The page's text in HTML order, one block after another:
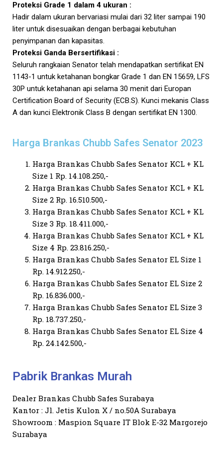
Proteksi Grade 1 dalam 4 ukuran :
Hadir dalam ukuran bervariasi mulai dari 32 liter sampai 190
liter untuk disesuaikan dengan berbagai kebutuhan
penyimpanan dan kapasitas.
Proteksi Ganda Bersertifikasi :
Seluruh rangkaian Senator telah mendapatkan sertifikat EN
1143-1 untuk ketahanan bongkar Grade 1 dan EN 15659, LFS
30P untuk ketahanan api selama 30 menit dari Europan
Certification Board of Security (ECB.S). Kunci mekanis Class
A dan kunci Elektronik Class B dengan sertifikat EN 1300.
Harga Brankas Chubb Safes Senator 2023
Harga Brankas Chubb Safes Senator KCL + KL
Size 1 Rp. 14.108.250,-
Harga Brankas Chubb Safes Senator KCL + KL
Size 2 Rp. 16.510.500,-
Harga Brankas Chubb Safes Senator KCL + KL
Size 3 Rp. 18.411.000,-
Harga Brankas Chubb Safes Senator KCL + KL
Size 4 Rp. 23.816.250,-
Harga Brankas Chubb Safes Senator EL Size 1
Rp. 14.912.250,-
Harga Brankas Chubb Safes Senator EL Size 2
Rp. 16.836.000,-
Harga Brankas Chubb Safes Senator EL Size 3
Rp. 18.737.250,-
Harga Brankas Chubb Safes Senator EL Size 4
Rp. 24.142.500,-
Pabrik Brankas Murah
Dealer Brankas Chubb Safes Surabaya
Kantor : Jl. Jetis Kulon X / no.50A Surabaya
Showroom : Maspion Square IT Blok E-32 Margorejo
Surabaya